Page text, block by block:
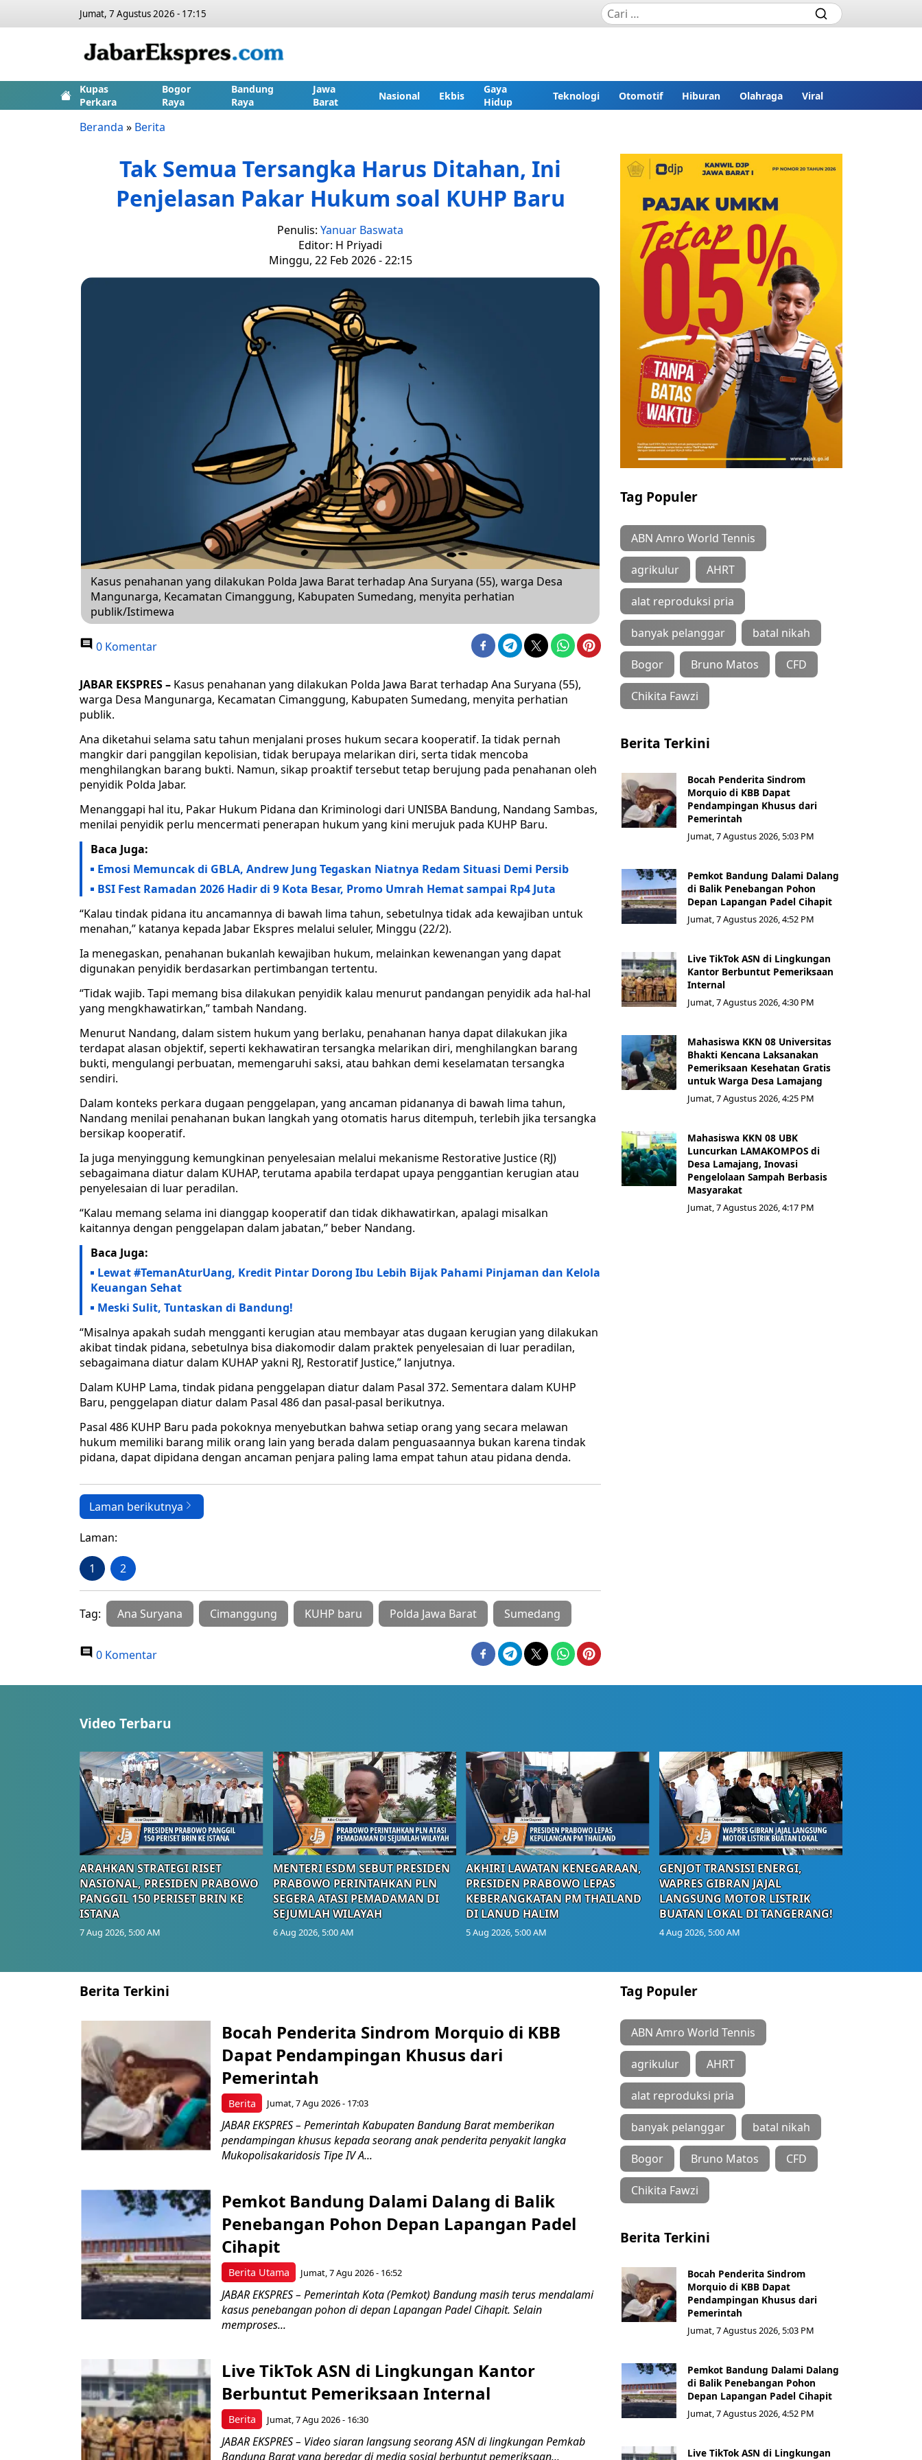
Jumat, 7 Agustus 2026 - 17:15
Kupas
Perkara
Bogor
Raya
Bandung
Raya
Jawa
Barat
Nasional Ekbis
Gaya
Hidup
Teknologi Otomotif Hiburan Olahraga Viral
Beranda » Berita
Tak Semua Tersangka Harus Ditahan, Ini
Penjelasan Pakar Hukum soal KUHP Baru
Penulis: Yanuar Baswata
Editor: H Priyadi
Minggu, 22 Feb 2026 - 22:15
Kasus penahanan yang dilakukan Polda Jawa Barat terhadap Ana Suryana (55), warga Desa
Mangunarga, Kecamatan Cimanggung, Kabupaten Sumedang, menyita perhatian
publik/Istimewa
0 Komentar
JABAR EKSPRES – Kasus penahanan yang dilakukan Polda Jawa Barat terhadap Ana Suryana (55),
warga Desa Mangunarga, Kecamatan Cimanggung, Kabupaten Sumedang, menyita perhatian
publik.
Ana diketahui selama satu tahun menjalani proses hukum secara kooperatif. Ia tidak pernah
mangkir dari panggilan kepolisian, tidak berupaya melarikan diri, serta tidak mencoba
menghilangkan barang bukti. Namun, sikap proaktif tersebut tetap berujung pada penahanan oleh
penyidik Polda Jabar.
Menanggapi hal itu, Pakar Hukum Pidana dan Kriminologi dari UNISBA Bandung, Nandang Sambas,
menilai penyidik perlu mencermati penerapan hukum yang kini merujuk pada KUHP Baru.
Baca Juga:
Emosi Memuncak di GBLA, Andrew Jung Tegaskan Niatnya Redam Situasi Demi Persib
BSI Fest Ramadan 2026 Hadir di 9 Kota Besar, Promo Umrah Hemat sampai Rp4 Juta
“Kalau tindak pidana itu ancamannya di bawah lima tahun, sebetulnya tidak ada kewajiban untuk
menahan,” katanya kepada Jabar Ekspres melalui seluler, Minggu (22/2).
Ia menegaskan, penahanan bukanlah kewajiban hukum, melainkan kewenangan yang dapat
digunakan penyidik berdasarkan pertimbangan tertentu.
“Tidak wajib. Tapi memang bisa dilakukan penyidik kalau menurut pandangan penyidik ada hal-hal
yang mengkhawatirkan,” tambah Nandang.
Menurut Nandang, dalam sistem hukum yang berlaku, penahanan hanya dapat dilakukan jika
terdapat alasan objektif, seperti kekhawatiran tersangka melarikan diri, menghilangkan barang
bukti, mengulangi perbuatan, memengaruhi saksi, atau bahkan demi keselamatan tersangka
sendiri.
Dalam konteks perkara dugaan penggelapan, yang ancaman pidananya di bawah lima tahun,
Nandang menilai penahanan bukan langkah yang otomatis harus ditempuh, terlebih jika tersangka
bersikap kooperatif.
Ia juga menyinggung kemungkinan penyelesaian melalui mekanisme Restorative Justice (RJ)
sebagaimana diatur dalam KUHAP, terutama apabila terdapat upaya penggantian kerugian atau
penyelesaian di luar peradilan.
“Kalau memang selama ini dianggap kooperatif dan tidak dikhawatirkan, apalagi misalkan
kaitannya dengan penggelapan dalam jabatan,” beber Nandang.
Baca Juga:
Lewat #TemanAturUang, Kredit Pintar Dorong Ibu Lebih Bijak Pahami Pinjaman dan Kelola
Keuangan Sehat
Meski Sulit, Tuntaskan di Bandung!
“Misalnya apakah sudah mengganti kerugian atau membayar atas dugaan kerugian yang dilakukan
akibat tindak pidana, sebetulnya bisa diakomodir dalam praktek penyelesaian di luar peradilan,
sebagaimana diatur dalam KUHAP yakni RJ, Restoratif Justice,” lanjutnya.
Dalam KUHP Lama, tindak pidana penggelapan diatur dalam Pasal 372. Sementara dalam KUHP
Baru, penggelapan diatur dalam Pasal 486 dan pasal-pasal berikutnya.
Pasal 486 KUHP Baru pada pokoknya menyebutkan bahwa setiap orang yang secara melawan
hukum memiliki barang milik orang lain yang berada dalam penguasaannya bukan karena tindak
pidana, dapat dipidana dengan ancaman penjara paling lama empat tahun atau pidana denda.
Laman berikutnya
Laman:
1 2
Tag: Ana Suryana Cimanggung KUHP baru Polda Jawa Barat Sumedang
0 Komentar
Tag Populer
ABN Amro World Tennis
agrikulur AHRT
alat reproduksi pria
banyak pelanggar batal nikah
Bogor Bruno Matos CFD
Chikita Fawzi
Berita Terkini
Bocah Penderita Sindrom
Morquio di KBB Dapat
Pendampingan Khusus dari
Pemerintah
Jumat, 7 Agustus 2026, 5:03 PM
Pemkot Bandung Dalami Dalang
di Balik Penebangan Pohon
Depan Lapangan Padel Cihapit
Jumat, 7 Agustus 2026, 4:52 PM
Live TikTok ASN di Lingkungan
Kantor Berbuntut Pemeriksaan
Internal
Jumat, 7 Agustus 2026, 4:30 PM
Mahasiswa KKN 08 Universitas
Bhakti Kencana Laksanakan
Pemeriksaan Kesehatan Gratis
untuk Warga Desa Lamajang
Jumat, 7 Agustus 2026, 4:25 PM
Mahasiswa KKN 08 UBK
Luncurkan LAMAKOMPOS di
Desa Lamajang, Inovasi
Pengelolaan Sampah Berbasis
Masyarakat
Jumat, 7 Agustus 2026, 4:17 PM
Video Terbaru
ARAHKAN STRATEGI RISET
NASIONAL, PRESIDEN PRABOWO
PANGGIL 150 PERISET BRIN KE
ISTANA
7 Aug 2026, 5:00 AM
MENTERI ESDM SEBUT PRESIDEN
PRABOWO PERINTAHKAN PLN
SEGERA ATASI PEMADAMAN DI
SEJUMLAH WILAYAH
6 Aug 2026, 5:00 AM
AKHIRI LAWATAN KENEGARAAN,
PRESIDEN PRABOWO LEPAS
KEBERANGKATAN PM THAILAND
DI LANUD HALIM
5 Aug 2026, 5:00 AM
GENJOT TRANSISI ENERGI,
WAPRES GIBRAN JAJAL
LANGSUNG MOTOR LISTRIK
BUATAN LOKAL DI TANGERANG!
4 Aug 2026, 5:00 AM
Berita Terkini
Berita
Bocah Penderita Sindrom Morquio di KBB
Dapat Pendampingan Khusus dari
Pemerintah
Jumat, 7 Agu 2026 - 17:03
JABAR EKSPRES – Pemerintah Kabupaten Bandung Barat memberikan
pendampingan khusus kepada seorang anak penderita penyakit langka
Mukopolisakaridosis Tipe IV A...
Berita Utama
Pemkot Bandung Dalami Dalang di Balik
Penebangan Pohon Depan Lapangan Padel
Cihapit
Jumat, 7 Agu 2026 - 16:52
JABAR EKSPRES – Pemerintah Kota (Pemkot) Bandung masih terus mendalami
kasus penebangan pohon di depan Lapangan Padel Cihapit. Selain
memproses...
Berita
Live TikTok ASN di Lingkungan Kantor
Berbuntut Pemeriksaan Internal
Jumat, 7 Agu 2026 - 16:30
JABAR EKSPRES – Video siaran langsung seorang ASN di lingkungan Pemkab
Bandung Barat yang beredar di media sosial berbuntut pemeriksaan...
Tag Populer
ABN Amro World Tennis
agrikulur AHRT
alat reproduksi pria
banyak pelanggar batal nikah
Bogor Bruno Matos CFD
Chikita Fawzi
Berita Terkini
Bocah Penderita Sindrom
Morquio di KBB Dapat
Pendampingan Khusus dari
Pemerintah
Jumat, 7 Agustus 2026, 5:03 PM
Pemkot Bandung Dalami Dalang
di Balik Penebangan Pohon
Depan Lapangan Padel Cihapit
Jumat, 7 Agustus 2026, 4:52 PM
Live TikTok ASN di Lingkungan